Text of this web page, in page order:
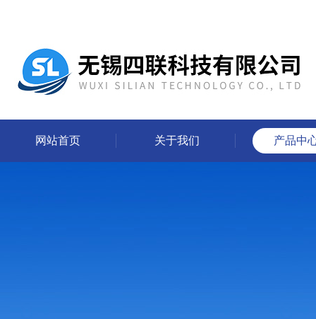
网站首页 关于我们 产品中